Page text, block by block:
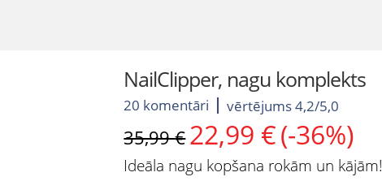
NailClipper, nagu komplekts
20 komentāri vērtējums 4,2/5,0
35,99€ Original
price
was:
22,99 € Current
price
is:
(-36%)
Ideāla nagu kopšana rokām un kājām!